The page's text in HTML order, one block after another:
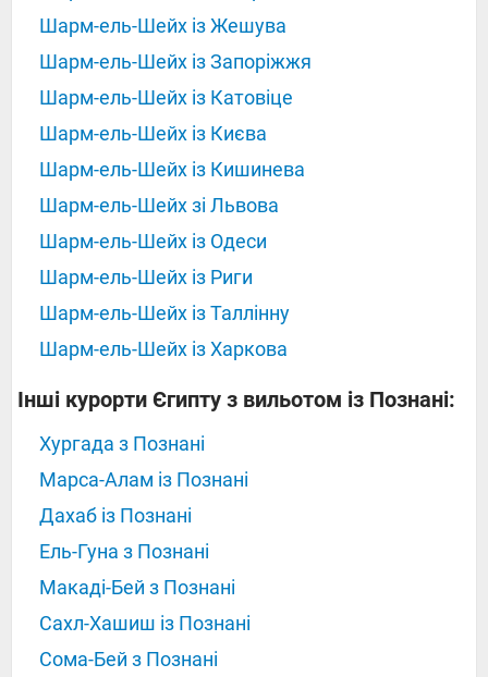
Шарм-ель-Шейх із Жешува
Шарм-ель-Шейх із Запоріжжя
Шарм-ель-Шейх із Катовіце
Шарм-ель-Шейх із Києва
Шарм-ель-Шейх із Кишинева
Шарм-ель-Шейх зі Львова
Шарм-ель-Шейх із Одеси
Шарм-ель-Шейх із Риги
Шарм-ель-Шейх із Таллінну
Шарм-ель-Шейх із Харкова
Інші курорти Єгипту з вильотом із Познані:
Хургада з Познані
Марса-Алам із Познані
Дахаб із Познані
Ель-Гуна з Познані
Макаді-Бей з Познані
Сахл-Хашиш із Познані
Сома-Бей з Познані